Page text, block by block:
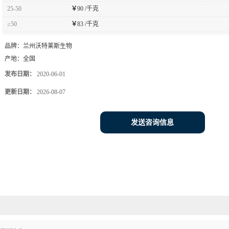
25-50 ￥90 /千克
≥50 ￥83 /千克
品牌： 兰州沃特莱斯生物
产地： 全国
发布日期： 2020-06-01
更新日期： 2026-08-07
发送咨询信息